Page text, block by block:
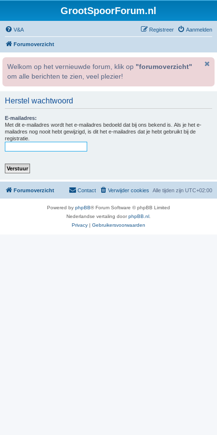
GrootSpoorForum.nl
V&A Aanmelden
Registreer
Forumoverzicht
Welkom op het vernieuwde forum, klik op "forumoverzicht"
om alle berichten te zien, veel plezier!
Herstel wachtwoord
E-mailadres:
Met dit e-mailadres wordt het e-mailadres bedoeld dat bij ons bekend is. Als je het e-
mailadres nog nooit hebt gewijzigd, is dit het e-mailadres dat je hebt gebruikt bij de
registratie.
Forumoverzicht Alle tijden zijn UTC+02:00
Verwijder cookies
Contact
Powered by phpBB® Forum Software © phpBB Limited
Nederlandse vertaling doorphpBB.nl
Privacy | Gebruikersvoorwaarden